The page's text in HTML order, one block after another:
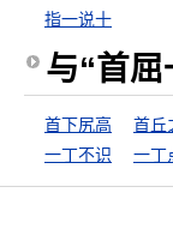
指一说十
与“首
首下尻高 首丘
一丁不识
一丁